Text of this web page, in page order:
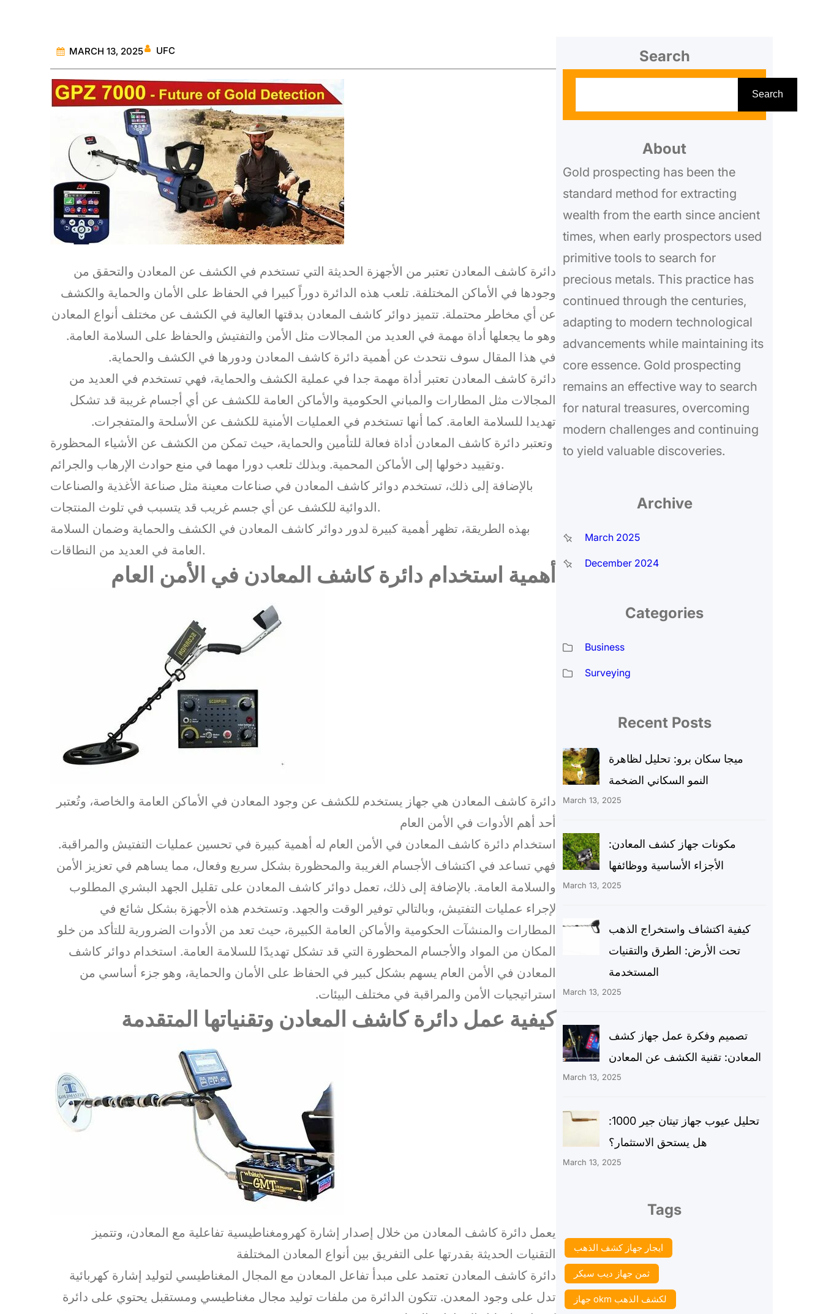
MARCH 13, 2025 UFC
دائرة كاشف المعادن تعتبر من الأجهزة الحديثة التي تستخدم في الكشف عن المعادن والتحقق من
وجودها في الأماكن المختلفة. تلعب هذه الدائرة دوراً كبيرا في الحفاظ على الأمان والحماية والكشف
عن أي مخاطر محتملة. تتميز دوائر كاشف المعادن بدقتها العالية في الكشف عن مختلف أنواع المعادن
وهو ما يجعلها أداة مهمة في العديد من المجالات مثل الأمن والتفتيش والحفاظ على السلامة العامة.
في هذا المقال سوف نتحدث عن أهمية دائرة كاشف المعادن ودورها في الكشف والحماية.
دائرة كاشف المعادن تعتبر أداة مهمة جدا في عملية الكشف والحماية، فهي تستخدم في العديد من
المجالات مثل المطارات والمباني الحكومية والأماكن العامة للكشف عن أي أجسام غريبة قد تشكل
تهديدا للسلامة العامة. كما أنها تستخدم في العمليات الأمنية للكشف عن الأسلحة والمتفجرات.
وتعتبر دائرة كاشف المعادن أداة فعالة للتأمين والحماية، حيث تمكن من الكشف عن الأشياء المحظورة
وتقييد دخولها إلى الأماكن المحمية. وبذلك تلعب دورا مهما في منع حوادث الإرهاب والجرائم.
بالإضافة إلى ذلك، تستخدم دوائر كاشف المعادن في صناعات معينة مثل صناعة الأغذية والصناعات
الدوائية للكشف عن أي جسم غريب قد يتسبب في تلوث المنتجات.
بهذه الطريقة، تظهر أهمية كبيرة لدور دوائر كاشف المعادن في الكشف والحماية وضمان السلامة
العامة في العديد من النطاقات.
أهمية استخدام دائرة كاشف المعادن في الأمن العام
دائرة كاشف المعادن هي جهاز يستخدم للكشف عن وجود المعادن في الأماكن العامة والخاصة، وتُعتبر
أحد أهم الأدوات في الأمن العام
استخدام دائرة كاشف المعادن في الأمن العام له أهمية كبيرة في تحسين عمليات التفتيش والمراقبة.
فهي تساعد في اكتشاف الأجسام الغريبة والمحظورة بشكل سريع وفعال، مما يساهم في تعزيز الأمن
والسلامة العامة. بالإضافة إلى ذلك، تعمل دوائر كاشف المعادن على تقليل الجهد البشري المطلوب
لإجراء عمليات التفتيش، وبالتالي توفير الوقت والجهد. وتستخدم هذه الأجهزة بشكل شائع في
المطارات والمنشآت الحكومية والأماكن العامة الكبيرة، حيث تعد من الأدوات الضرورية للتأكد من خلو
المكان من المواد والأجسام المحظورة التي قد تشكل تهديدًا للسلامة العامة. استخدام دوائر كاشف
المعادن في الأمن العام يسهم بشكل كبير في الحفاظ على الأمان والحماية، وهو جزء أساسي من
استراتيجيات الأمن والمراقبة في مختلف البيئات.
كيفية عمل دائرة كاشف المعادن وتقنياتها المتقدمة
يعمل دائرة كاشف المعادن من خلال إصدار إشارة كهرومغناطيسية تفاعلية مع المعادن، وتتميز
التقنيات الحديثة بقدرتها على التفريق بين أنواع المعادن المختلفة
دائرة كاشف المعادن تعتمد على مبدأ تفاعل المعادن مع المجال المغناطيسي لتوليد إشارة كهربائية
تدل على وجود المعدن. تتكون الدائرة من ملفات توليد مجال مغناطيسي ومستقبل يحتوي على دائرة
Search
a
c
Search
About
Gold prospecting has been the
standard method for extracting
wealth from the earth since ancient
times, when early prospectors used
primitive tools to search for
precious metals. This practice has
continued through the centuries,
adapting to modern technological
advancements while maintaining its
core essence. Gold prospecting
remains an effective way to search
for natural treasures, overcoming
modern challenges and continuing
to yield valuable discoveries.
Archive
March 2025
December 2024
Categories
Business
Surveying
Recent Posts
ميجا سكان برو: تحليل لظاهرة
النمو السكاني الضخمة
March 13, 2025
مكونات جهاز كشف المعادن:
الأجزاء الأساسية ووظائفها
March 13, 2025
كيفية اكتشاف واستخراج الذهب
تحت الأرض: الطرق والتقنيات
المستخدمة
March 13, 2025
تصميم وفكرة عمل جهاز كشف
المعادن: تقنية الكشف عن المعادن
March 13, 2025
تحليل عيوب جهاز تيتان جير 1000:
هل يستحق الاستثمار؟
March 13, 2025
Tags
ايجار جهاز كشف الذهب
ثمن جهاز ديب سيكر
جهاز okm لكشف الذهب